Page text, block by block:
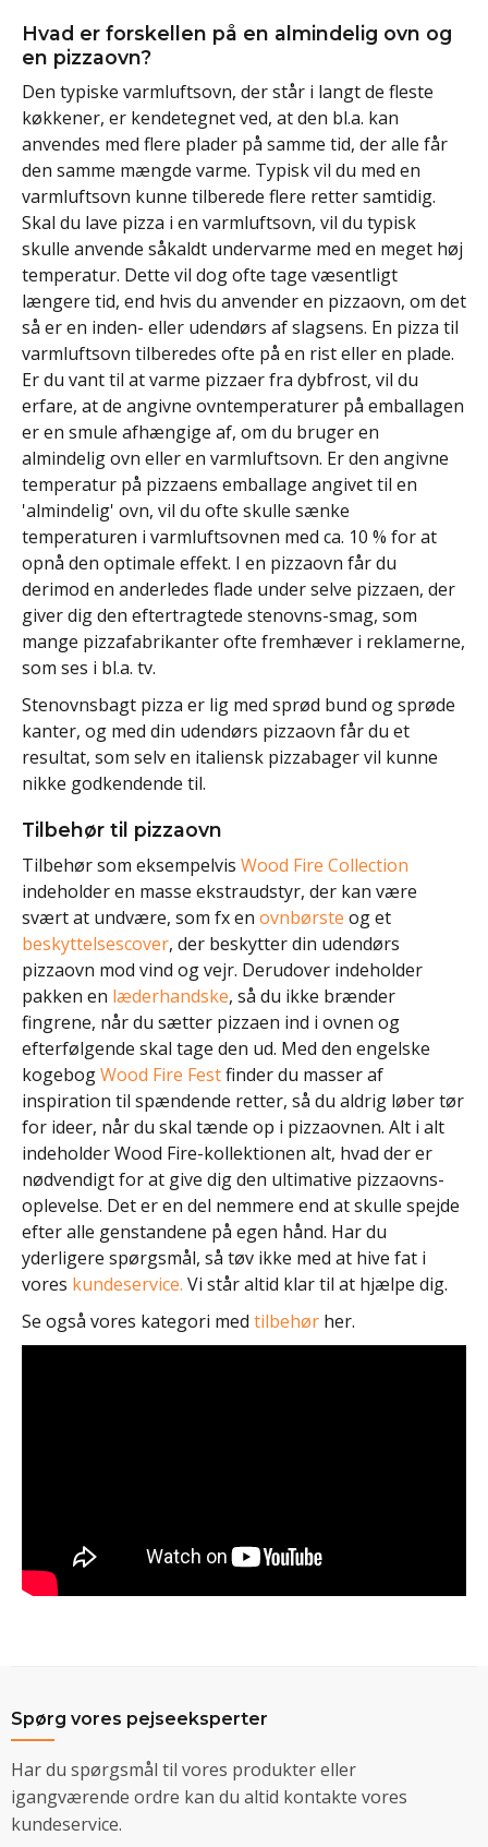
Hvad er forskellen på en almindelig ovn og
en pizzaovn?
Den typiske varmluftsovn, der står i langt de fleste
køkkener, er kendetegnet ved, at den bl.a. kan
anvendes med flere plader på samme tid, der alle får
den samme mængde varme. Typisk vil du med en
varmluftsovn kunne tilberede flere retter samtidig.
Skal du lave pizza i en varmluftsovn, vil du typisk
skulle anvende såkaldt undervarme med en meget høj
temperatur. Dette vil dog ofte tage væsentligt
længere tid, end hvis du anvender en pizzaovn, om det
så er en inden- eller udendørs af slagsens. En pizza til
varmluftsovn tilberedes ofte på en rist eller en plade.
Er du vant til at varme pizzaer fra dybfrost, vil du
erfare, at de angivne ovntemperaturer på emballagen
er en smule afhængige af, om du bruger en
almindelig ovn eller en varmluftsovn. Er den angivne
temperatur på pizzaens emballage angivet til en
'almindelig' ovn, vil du ofte skulle sænke
temperaturen i varmluftsovnen med ca. 10 % for at
opnå den optimale effekt. I en pizzaovn får du
derimod en anderledes flade under selve pizzaen, der
giver dig den eftertragtede stenovns-smag, som
mange pizzafabrikanter ofte fremhæver i reklamerne,
som ses i bl.a. tv.
Stenovnsbagt pizza er lig med sprød bund og sprøde
kanter, og med din udendørs pizzaovn får du et
resultat, som selv en italiensk pizzabager vil kunne
nikke godkendende til.
Tilbehør til pizzaovn
Tilbehør som eksempelvis Wood Fire Collection
indeholder en masse ekstraudstyr, der kan være
svært at undvære, som fx en ovnbørste og et
beskyttelsescover, der beskytter din udendørs
pizzaovn mod vind og vejr. Derudover indeholder
pakken en læderhandske, så du ikke brænder
fingrene, når du sætter pizzaen ind i ovnen og
efterfølgende skal tage den ud. Med den engelske
kogebogWood Fire Festfinder du masser af
inspiration til spændende retter, så du aldrig løber tør
for ideer, når du skal tænde op i pizzaovnen. Alt i alt
indeholder Wood Fire-kollektionen alt, hvad der er
nødvendigt for at give dig den ultimative pizzaovns-
oplevelse. Det er en del nemmere end at skulle spejde
efter alle genstandene på egen hånd. Har du
yderligere spørgsmål, så tøv ikke med at hive fat i
vores kundeservice. Vi står altid klar til at hjælpe dig.
Se også vores kategori med tilbehør her.
Spørg vores pejseeksperter
Har du spørgsmål til vores produkter eller
igangværende ordre kan du altid kontakte vores
kundeservice.